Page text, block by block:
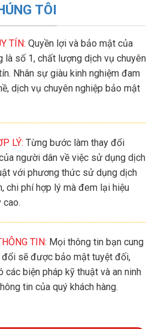
TÔI
TÍN: Quyền lợi và bảo mật của
là số 1, chất lượng dịch vụ chuyên
Nhân sự giàu kinh nghiệm đam
dịch vụ chuyên nghiệp bảo mật
LÝ: Từng bước làm thay đổi
người dân về việc sử dụng dịch
với phương thức sử dụng dịch
chi phí hợp lý mà đem lại hiệu
cao.
TIN: Mọi thông tin bạn cung
đổi sẽ được bảo mật tuyệt đối,
các biện pháp kỹ thuật và an ninh
tin của quý khách hàng.